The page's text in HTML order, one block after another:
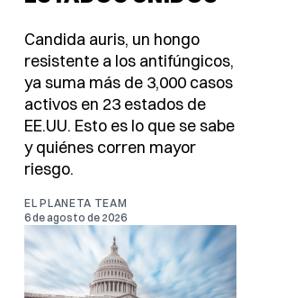
Candida auris, un hongo
resistente a los antifúngicos,
ya suma más de 3,000 casos
activos en 23 estados de
EE.UU. Esto es lo que se sabe
y quiénes corren mayor
riesgo.
EL PLANETA TEAM
6 de agosto de 2026